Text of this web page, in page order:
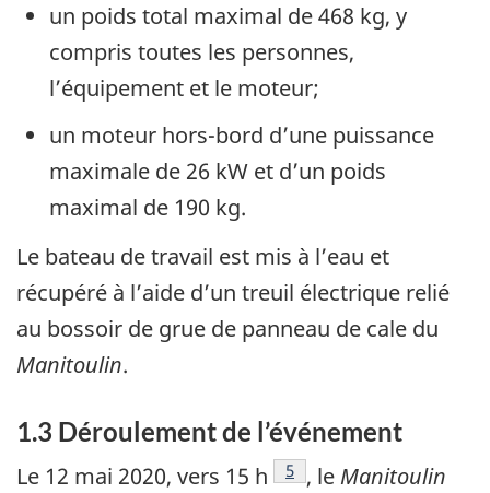
un poids total maximal de 468 kg, y
compris toutes les personnes,
l’équipement et le moteur;
un moteur hors-bord d’une puissance
maximale de 26 kW et d’un poids
maximal de 190 kg.
Le bateau de travail est mis à l’eau et
récupéré à l’aide d’un treuil électrique relié
au bossoir de grue de panneau de cale du
Manitoulin.
1.3 Déroulement de l’événement
Le 12 mai 2020, vers 15 h Note de bas de page
5 , le Manitoulin